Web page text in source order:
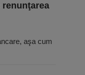
aşa cum